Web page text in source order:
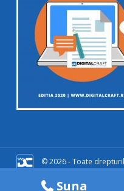
© 2026 - Toate
Termeni si Conditii
Suna